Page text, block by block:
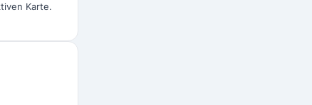
Karte.